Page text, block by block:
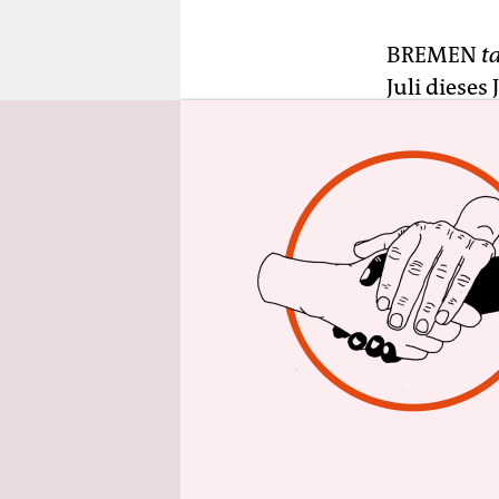
BREMEN
Juli dieses
werden,
Laut einer
für
flohen.